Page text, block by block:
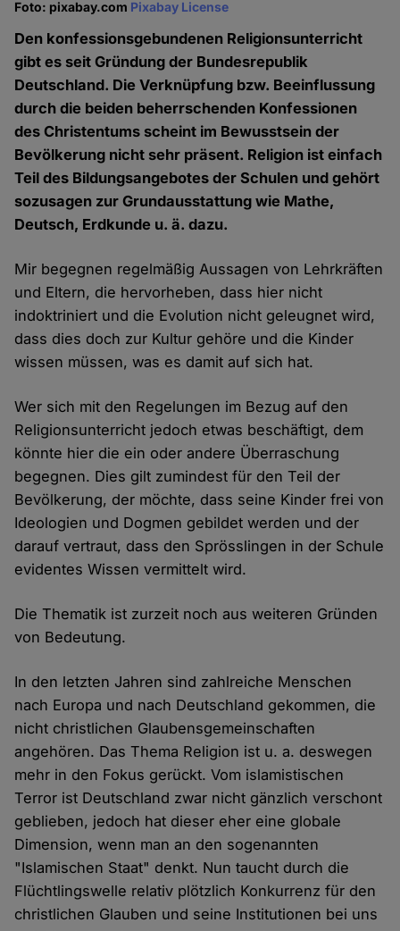
Foto: pixabay.com Pixabay License
Den konfessionsgebundenen Religionsunterricht
gibt es seit Gründung der Bundesrepublik
Deutschland. Die Verknüpfung bzw. Beeinflussung
durch die beiden beherrschenden Konfessionen
des Christentums scheint im Bewusstsein der
Bevölkerung nicht sehr präsent. Religion ist einfach
Teil des Bildungsangebotes der Schulen und gehört
sozusagen zur Grundausstattung wie Mathe,
Deutsch, Erdkunde u. ä. dazu.
Mir begegnen regelmäßig Aussagen von Lehrkräften
und Eltern, die hervorheben, dass hier nicht
indoktriniert und die Evolution nicht geleugnet wird,
dass dies doch zur Kultur gehöre und die Kinder
wissen müssen, was es damit auf sich hat.
Wer sich mit den Regelungen im Bezug auf den
Religionsunterricht jedoch etwas beschäftigt, dem
könnte hier die ein oder andere Überraschung
begegnen. Dies gilt zumindest für den Teil der
Bevölkerung, der möchte, dass seine Kinder frei von
Ideologien und Dogmen gebildet werden und der
darauf vertraut, dass den Sprösslingen in der Schule
evidentes Wissen vermittelt wird.
Die Thematik ist zurzeit noch aus weiteren Gründen
von Bedeutung.
In den letzten Jahren sind zahlreiche Menschen
nach Europa und nach Deutschland gekommen, die
nicht christlichen Glaubensgemeinschaften
angehören. Das Thema Religion ist u. a. deswegen
mehr in den Fokus gerückt. Vom islamistischen
Terror ist Deutschland zwar nicht gänzlich verschont
geblieben, jedoch hat dieser eher eine globale
Dimension, wenn man an den sogenannten
"Islamischen Staat" denkt. Nun taucht durch die
Flüchtlingswelle relativ plötzlich Konkurrenz für den
christlichen Glauben und seine Institutionen bei uns